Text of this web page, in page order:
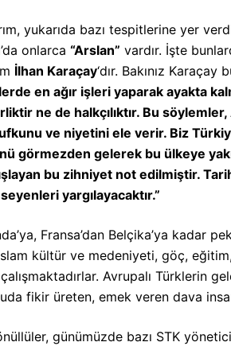
yukarıda bazı tespitlerine yer
onlarca “Arslan” vardır. İşte
İlhan Karaçay‘dır. Bakınız
en ağır işleri yaparak ayakta
ne de halkçılıktır. Bu
ve niyetini ele verir. Biz
görmezden gelerek bu ülkeye
bu zihniyet not edilmiştir.
yargılayacaktır.”
Fransa’dan Belçika’ya kadar
kültür ve medeniyeti, göç,
Avrupalı Türklerin
fikir üreten, emek veren dava
günümüzde bazı STK